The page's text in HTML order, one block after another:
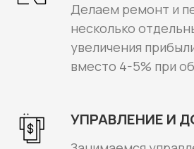
Делаем ремонт и
несколько
увеличения
вместо 4-5% при
УПРАВЛЕНИЕ И